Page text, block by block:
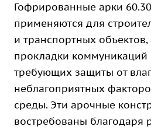
Гофрированные арки
применяются для
и транспортных
прокладки коммуникаций
требующих защиты от
неблагоприятных
среды. Эти арочные
востребованы благодаря